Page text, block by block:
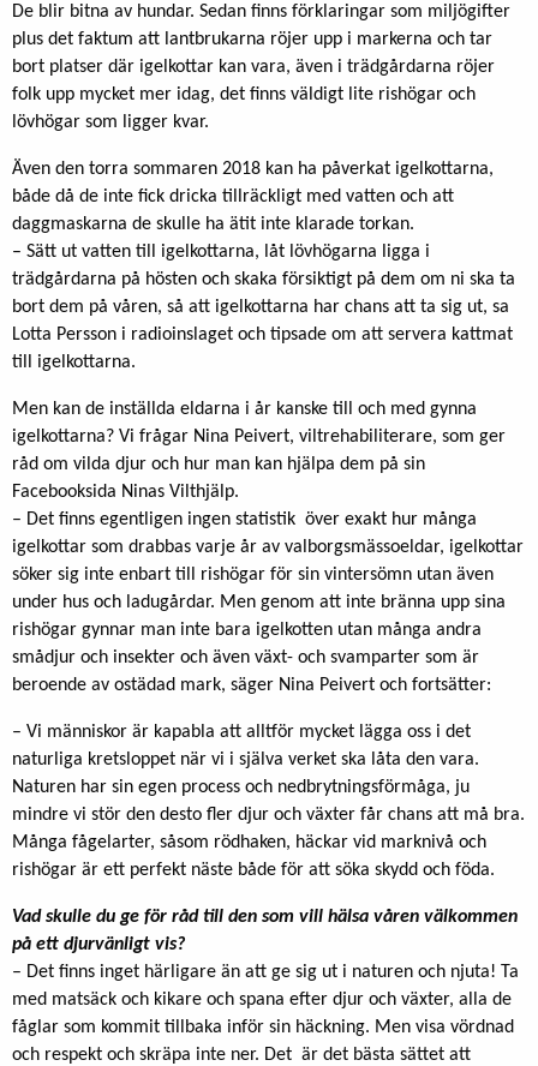
De blir bitna av hundar. Sedan finns förklaringar som miljögifter
plus det faktum att lantbrukarna röjer upp i markerna och tar
bort platser där igelkottar kan vara, även i trädgårdarna röjer
folk upp mycket mer idag, det finns väldigt lite rishögar och
lövhögar som ligger kvar.
Även den torra sommaren 2018 kan ha påverkat igelkottarna,
både då de inte fick dricka tillräckligt med vatten och att
daggmaskarna de skulle ha ätit inte klarade torkan.
– Sätt ut vatten till igelkottarna, låt lövhögarna ligga i
trädgårdarna på hösten och skaka försiktigt på dem om ni ska ta
bort dem på våren, så att igelkottarna har chans att ta sig ut, sa
Lotta Persson i radioinslaget och tipsade om att servera kattmat
till igelkottarna.
Men kan de inställda eldarna i år kanske till och med gynna
igelkottarna? Vi frågar Nina Peivert, viltrehabiliterare, som ger
råd om vilda djur och hur man kan hjälpa dem på sin
Facebooksida Ninas Vilthjälp.
– Det finns egentligen ingen statistik över exakt hur många
igelkottar som drabbas varje år av valborgsmässoeldar, igelkottar
söker sig inte enbart till rishögar för sin vintersömn utan även
under hus och ladugårdar. Men genom att inte bränna upp sina
rishögar gynnar man inte bara igelkotten utan många andra
smådjur och insekter och även växt- och svamparter som är
beroende av ostädad mark, säger Nina Peivert och fortsätter:
– Vi människor är kapabla att alltför mycket lägga oss i det
naturliga kretsloppet när vi i själva verket ska låta den vara.
Naturen har sin egen process och nedbrytningsförmåga, ju
mindre vi stör den desto fler djur och växter får chans att må bra.
Många fågelarter, såsom rödhaken, häckar vid marknivå och
rishögar är ett perfekt näste både för att söka skydd och föda.
Vad skulle du ge för råd till den som vill hälsa våren välkommen
på ett djurvänligt vis?
– Det finns inget härligare än att ge sig ut i naturen och njuta! Ta
med matsäck och kikare och spana efter djur och växter, alla de
fåglar som kommit tillbaka inför sin häckning. Men visa vördnad
och respekt och skräpa inte ner. Det är det bästa sättet att